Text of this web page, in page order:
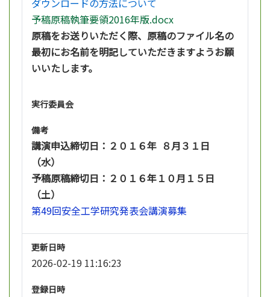
ダウンロードの方法について
予稿原稿執筆要領2016年版.docx
原稿をお送りいただく際、原稿のファイル名の
最初にお名前を明記していただきますようお願
いいたします。
実行委員会
備考
講演申込締切日：２０１６年 ８月３１日
（水）
予稿原稿締切日：２０１６年１０月１５日
（土）
第49回安全工学研究発表会講演募集
更新日時
2026-02-19 11:16:23
登録日時